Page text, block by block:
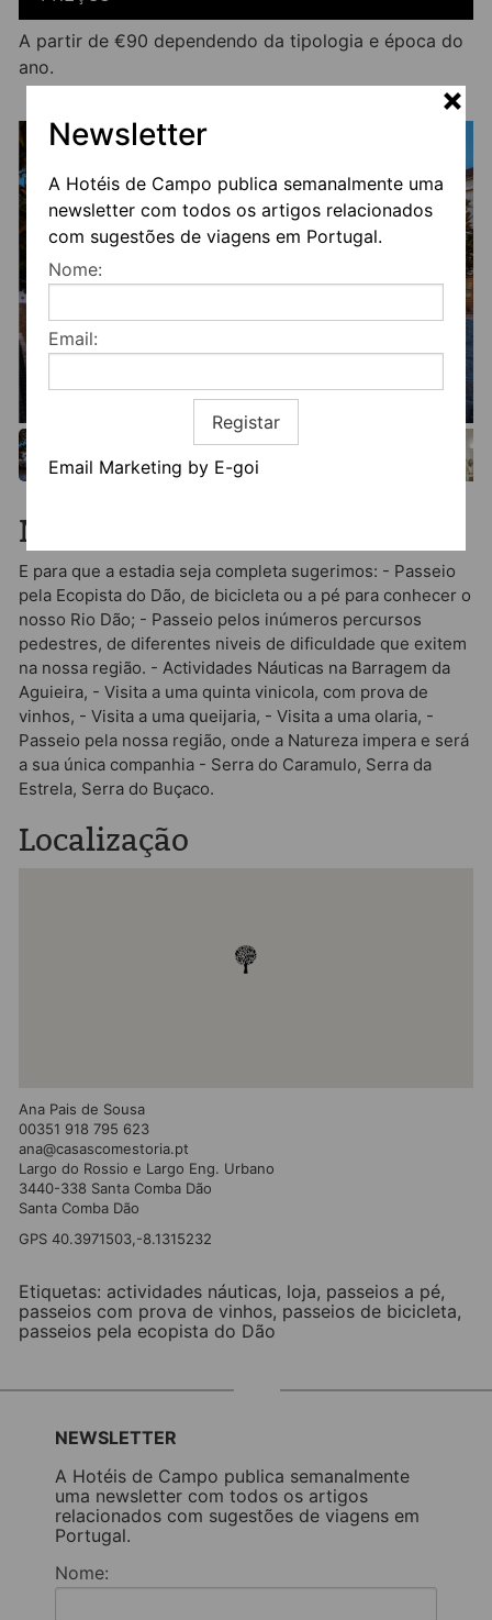
Newsletter
A Hotéis de Campo publica semanalmente uma
newsletter com todos os artigos relacionados
com sugestões de viagens em Portugal.
Nome:
Email:
Registar
Email Marketing by E-goi
A partir de €90 dependendo da tipologia e época do
ano.
Mais informação
E para que a estadia seja completa sugerimos: - Passeio
pela Ecopista do Dão, de bicicleta ou a pé para conhecer o
nosso Rio Dão; - Passeio pelos inúmeros percursos
pedestres, de diferentes niveis de dificuldade que exitem
na nossa região. - Actividades Náuticas na Barragem da
Aguieira, - Visita a uma quinta vinicola, com prova de
vinhos, - Visita a uma queijaria, - Visita a uma olaria, -
Passeio pela nossa região, onde a Natureza impera e será
a sua única companhia - Serra do Caramulo, Serra da
Estrela, Serra do Buçaco.
Localização
Ana Pais de Sousa
00351 918 795 623
ana@casascomestoria.pt
Largo do Rossio e Largo Eng. Urbano
3440-338 Santa Comba Dão
Santa Comba Dão
GPS 40.3971503,-8.1315232
Etiquetas: actividades náuticas, loja, passeios a pé,
passeios com prova de vinhos, passeios de bicicleta,
passeios pela ecopista do Dão
NEWSLETTER
A Hotéis de Campo publica semanalmente
uma newsletter com todos os artigos
relacionados com sugestões de viagens em
Portugal.
Nome: